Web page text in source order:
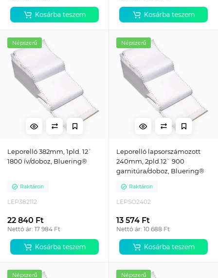
Kosárba teszem Kosárba teszem
Népszerű
Leporelló 382mm, 1pld. 12`
1800 ív/doboz, Bluering®
Raktáron
LEP382112
22 840 Ft
Nettó ár: 17 984 Ft
Kosárba teszem
Népszerű
Leporelló lapsorszámozott
240mm, 2pld.12` 900
garnitúra/doboz, Bluering®
Raktáron
LEPSO2402
13 574 Ft
Nettó ár: 10 688 Ft
Kosárba teszem
Népszerű Népszerű